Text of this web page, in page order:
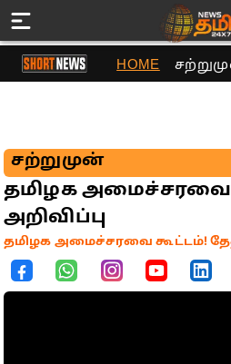
HOME
சற்றுமுன்
தமிழக அமைச்சரவை
அறிவிப்பு
தமிழக அமைச்சரவை கூட்டம்!